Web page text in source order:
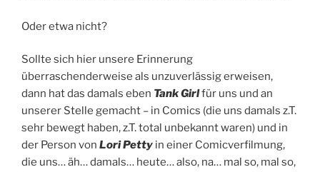
Oder etwa nicht?
Sollte sich hier unsere Erinnerung
überraschenderweise als unzuverlässig erweisen,
dann hat das damals eben Tank Girlfür uns und an
unserer Stelle gemacht – in Comics (die uns damals z.T.
sehr bewegt haben, z.T. total unbekannt waren) und in
der Person von Lori Petty in einer Comicverfilmung,
die uns… äh… damals… heute… also, na… mal so, mal so,